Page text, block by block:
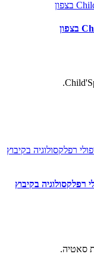
רפלקסולוגיה בקיבוץ
סאטיה.